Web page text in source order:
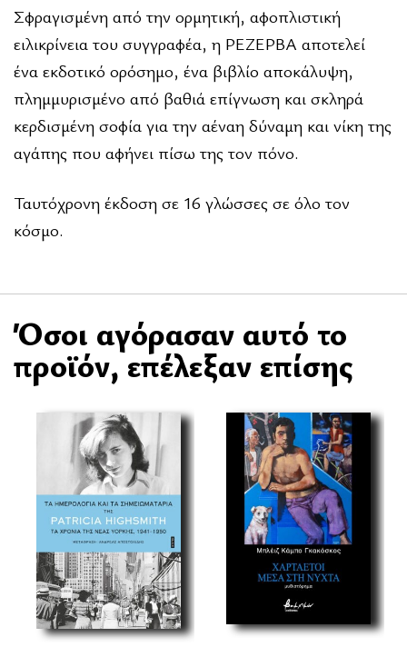
Σφραγισμένη από την ορμητική, αφοπλιστική
ειλικρίνεια του συγγραφέα, η ΡΕΖΕΡΒΑ αποτελεί
ένα εκδοτικό ορόσημο, ένα βιβλίο αποκάλυψη,
πλημμυρισμένο από βαθιά επίγνωση και σκληρά
κερδισμένη σοφία για την αέναη δύναμη και νίκη της
αγάπης που αφήνει πίσω της τον πόνο.
Ταυτόχρονη έκδοση σε 16 γλώσσες σε όλο τον
κόσμο.
Όσοι αγόρασαν αυτό το
προϊόν, επέλεξαν επίσης